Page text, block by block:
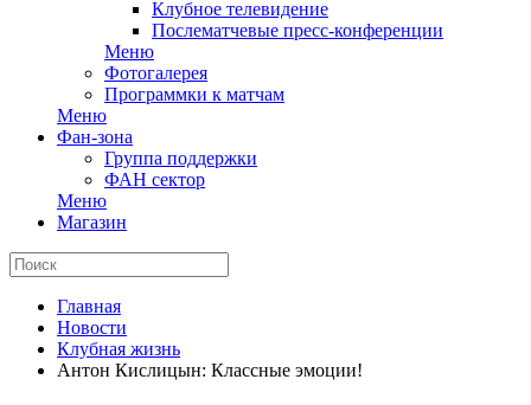
Клубное телевидение
Послематчевые пресс-конференции
Меню
Фотогалерея
Программки к матчам
Меню
Фан-зона
Группа поддержки
ФАН сектор
Меню
Магазин
Главная
Новости
Клубная жизнь
Антон Кислицын: Классные эмоции!